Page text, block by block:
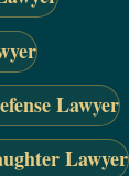
Lawyer
Lawyer